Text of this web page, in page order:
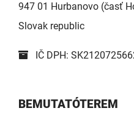
947 01 Hurbanovo (časť
Slovak republic
IČ DPH:
BEMUTATÓTEREM